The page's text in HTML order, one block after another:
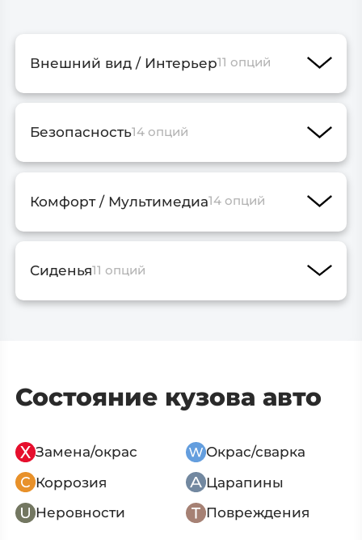
Внешний вид / Интерьер11 опций
Безопасность14 опций
Комфорт / Мультимедиа14 опций
Сиденья11 опций
Состояние кузова авто
Замена/окрас
Окрас/сварка
Коррозия
Царапины
Неровности
Повреждения